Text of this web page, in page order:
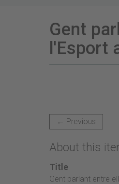
Gent
l'Esport
← Previous
About this
Title
Gent parlant entre